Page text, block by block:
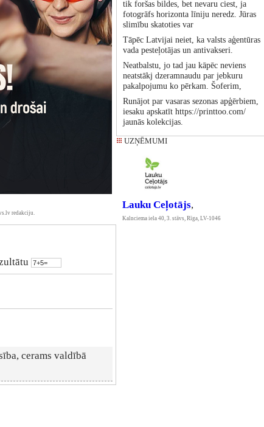
redakciju.
cerams valdībā
tik foršas bildes, bet nevaru ciest, ja
fotogrāfs horizonta līniju neredz. Jūras
slimību skatoties var
Tāpēc Latvijai neiet, ka valsts aģentūras
vada pesteļotājas un antivakseri.
Neatbalstu, jo tad jau kāpēc neviens
neatstākj dzeramnaudu par jebkuru
pakalpojumu ko pērkam. Šoferim,
Runājot par vasaras sezonas apģērbiem,
iesaku apskatīt https://printtoo.com/
jaunās kolekcijas.
UZŅĒMUMI
Lauku Ceļotājs,
Kalnciema iela 40, 3. stāvs, Rīga, LV-1046